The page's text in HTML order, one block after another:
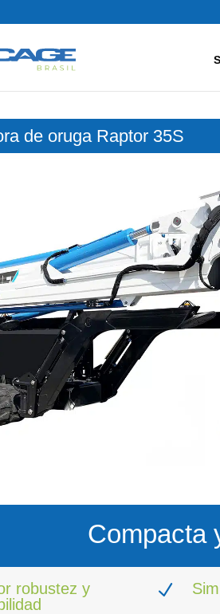
de oruga Raptor 35S
Compacta
robustez y
N